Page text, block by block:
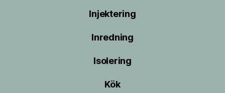
Injektering
Inredning
Isolering
Kök